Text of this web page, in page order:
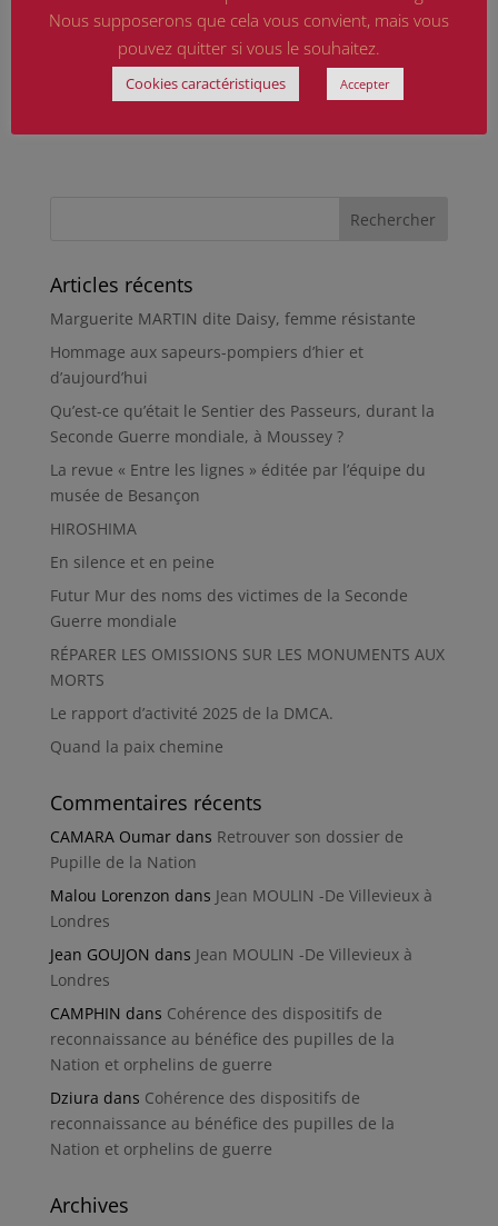
Articles récents
Marguerite MARTIN dite Daisy, femme résistante
Hommage aux sapeurs-pompiers d’hier et
d’aujourd’hui
Qu’est-ce qu’était le Sentier des Passeurs, durant la
Seconde Guerre mondiale, à Moussey ?
La revue « Entre les lignes » éditée par l’équipe du
musée de Besançon
HIROSHIMA
En silence et en peine
Futur Mur des noms des victimes de la Seconde
Guerre mondiale
RÉPARER LES OMISSIONS SUR LES MONUMENTS AUX
MORTS
Le rapport d’activité 2025 de la DMCA.
Quand la paix chemine
Commentaires récents
CAMARA Oumardans Retrouver son dossier de
Pupille de la Nation
Malou Lorenzon dans Jean MOULIN -De Villevieux à
Londres
Jean GOUJON dans Jean MOULIN -De Villevieux à
Londres
CAMPHIN dans Cohérence des dispositifs de
reconnaissance au bénéfice des pupilles de la
Nation et orphelins de guerre
Dziura dans Cohérence des dispositifs de
reconnaissance au bénéfice des pupilles de la
Nation et orphelins de guerre
Archives
Nous supposerons que cela vous convient, mais vous
pouvez quitter si vous le souhaitez.
Cookies caractéristiques Accepter